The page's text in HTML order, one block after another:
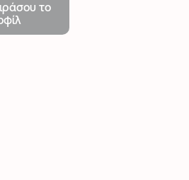
το